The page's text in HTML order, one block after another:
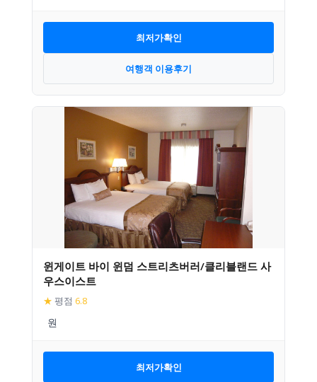
최저가확인
여행객 이용후기
윈게이트 바이 윈덤 스트리츠버러/클리블랜드 사
우스이스트
★ 평점 6.8
최저가확인